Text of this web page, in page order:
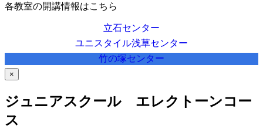
各教室の開講情報はこちら
立石センター
ユニスタイル浅草センター
竹の塚センター
×
ジュニアスクール エレクトーンコー
ス